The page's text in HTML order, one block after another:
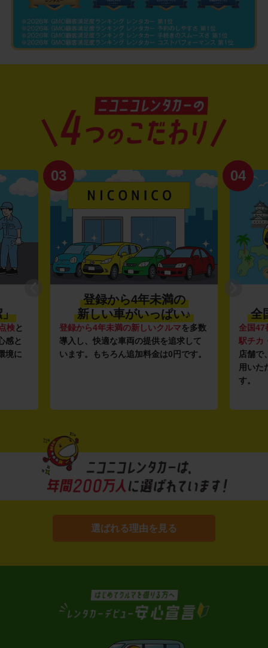
」
検と
感と
境に
03
登録から4年未満の
新しい車がいっぱい♪
登録から4年未満の新しいクルマを多数
導入し、快適な車両の提供を追求して
います。もちろん追加料金は0円です。
04
全
全国47
駅チカ
店舗で
用いた
す。
選ばれる理由を見る